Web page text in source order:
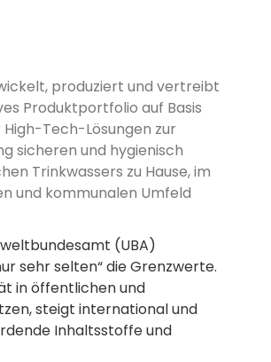
produziert und vertreibt
Produktportfolio auf Basis
Tech-Lösungen zur
sicheren und hygienisch
Trinkwassers zu Hause, im
und kommunalen Umfeld
(UBA)
sehr selten“ die Grenzwerte.
in öffentlichen und
steigt international und
Inhaltsstoffe und